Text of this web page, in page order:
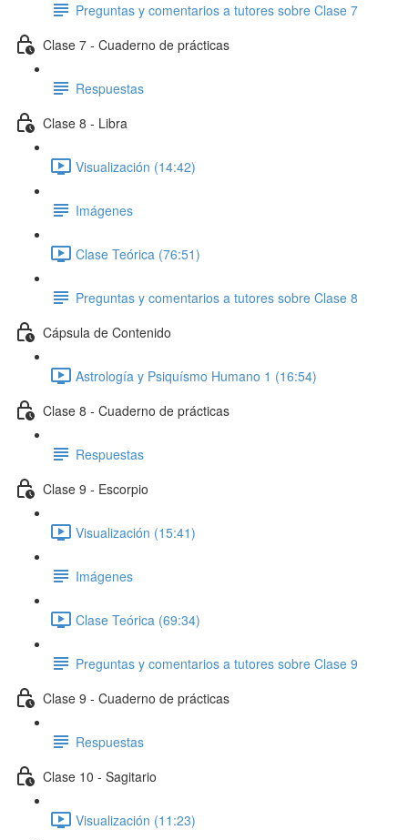
Preguntas y comentarios a tutores sobre Clase 7
Clase 7 - Cuaderno de prácticas
Respuestas
Clase 8 - Libra
Visualización (14:42)
Imágenes
Clase Teórica (76:51)
Preguntas y comentarios a tutores sobre Clase 8
Cápsula de Contenido
Astrología y Psiquísmo Humano 1 (16:54)
Clase 8 - Cuaderno de prácticas
Respuestas
Clase 9 - Escorpio
Visualización (15:41)
Imágenes
Clase Teórica (69:34)
Preguntas y comentarios a tutores sobre Clase 9
Clase 9 - Cuaderno de prácticas
Respuestas
Clase 10 - Sagitario
Visualización (11:23)